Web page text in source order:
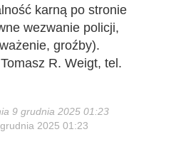
karną po stronie
wezwanie policji,
groźby).
R. Weigt, tel.
9 grudnia 2025 01:23
2025 01:23